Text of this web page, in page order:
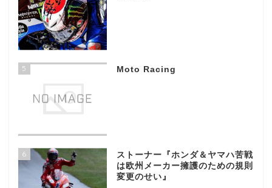
5 Moto Racing
6
ストーナー『ホンダ＆ヤマハ苦戦
は欧州メーカー擁護のための規則
変更のせい』